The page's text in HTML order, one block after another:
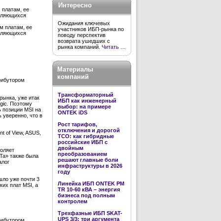
платам, ее
платам, ее
уже итак
Поэтому
позиции MSI на
уверенно, что в
of View, ASUS,
также была
уже почти 3
плат MSI, а
Интересно
Ожидания ключевых
участников ИБП-рынка по
поводу перспектив
возврата ушедших с
рынка компаний. Читать …
Материалы
компаний
Трансформаторный
ИБП как инженерный
выбор: на примере
ONTEK iDS
Рост тарифов,
отключения и дорогой
TCO: как гибридные
российские ИБП с
двойным
преобразованием
решают главные боли
инфраструктуры в 2026
году
Линейка ИБП ONTEK PM
TR 10-60 кВА – энергия
бизнеса под полным
контролем
Трехфазные ИБП SKAT-
UPS 3/3: три аргумента